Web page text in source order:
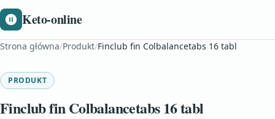
Keto-online
Strona główna/Produkt/Finclub fin Colbalancetabs 16 tabl
PRODUKT
Finclub fin Colbalancetabs 16 tabl